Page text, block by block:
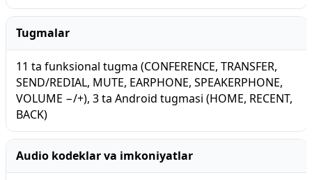
Tugmalar
11 ta funksional tugma (CONFERENCE, TRANSFER,
SEND/REDIAL, MUTE, EARPHONE, SPEAKERPHONE,
VOLUME −/+), 3 ta Android tugmasi (HOME, RECENT,
BACK)
Audio kodeklar va imkoniyatlar